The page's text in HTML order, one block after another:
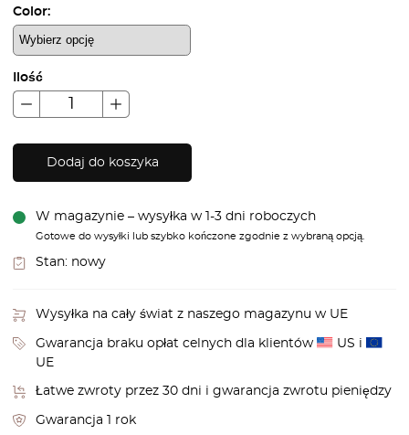
Color:
Ilość
Dodaj do koszyka
W magazynie – wysyłka w 1-3 dni roboczych
Gotowe do wysyłki lub szybko kończone zgodnie z wybraną opcją.
Stan: nowy
Wysyłka na cały świat z naszego magazynu w UE
Gwarancja braku opłat celnych dla klientów
US i
UE
Łatwe zwroty przez 30 dni i gwarancja zwrotu pieniędzy
Gwarancja 1 rok